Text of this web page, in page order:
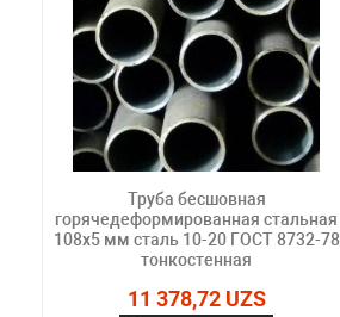
Труба бесшовная
горячедеформированная стальная
108х5 мм сталь 10-20 ГОСТ 8732-78
тонкостенная
11 378,72 UZS